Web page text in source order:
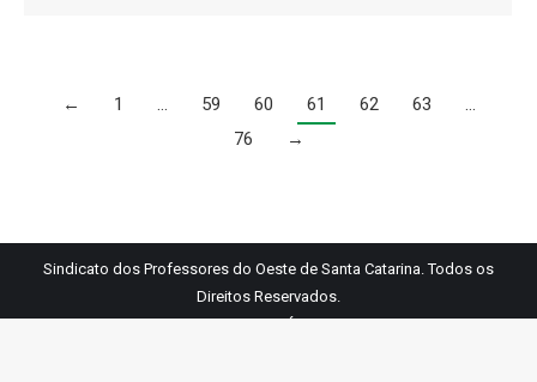
← 1 … 59 60 61 62 63
…
76
→
Sindicato dos Professores do Oeste de Santa Catarina. Todos os
Direitos Reservados.